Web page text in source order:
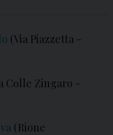
(Via Piazzetta -
Colle Zingaro -
(Rione